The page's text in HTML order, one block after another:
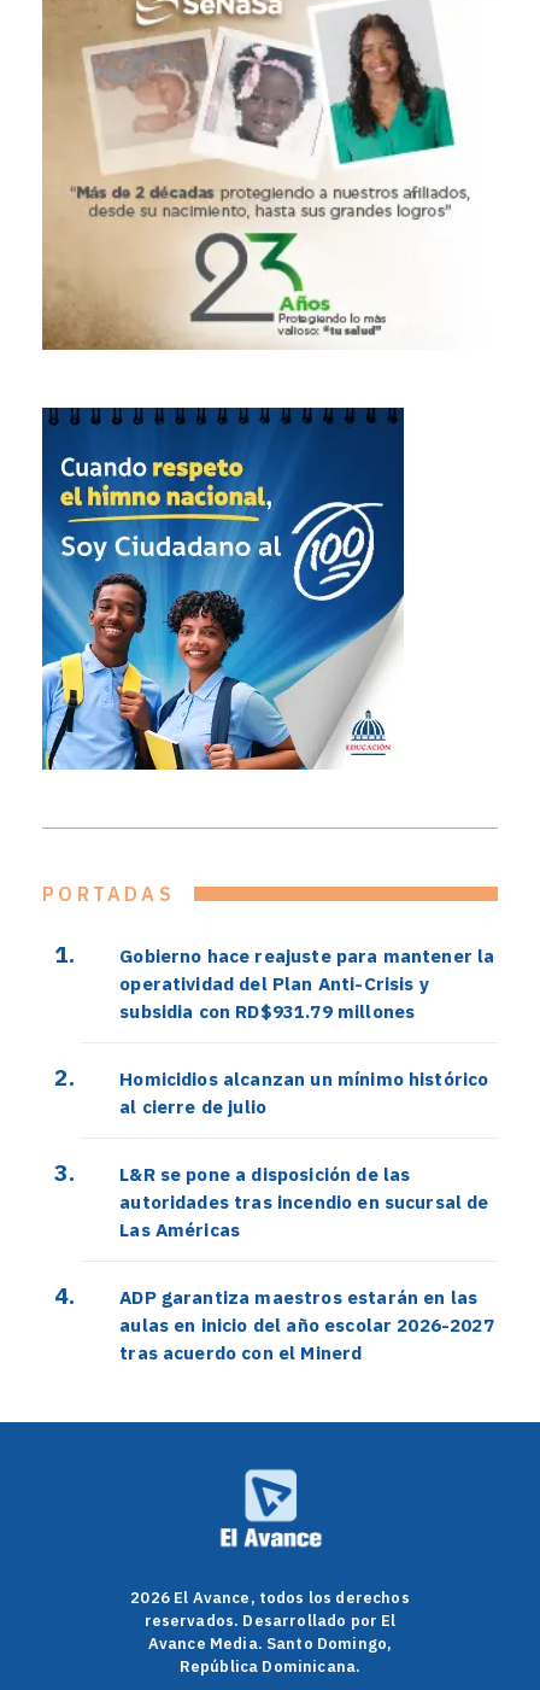
PORTADAS
Gobierno hace reajuste para mantener la
operatividad del Plan Anti-Crisis y
subsidia con RD$931.79 millones
Homicidios alcanzan un mínimo histórico
al cierre de julio
L&R se pone a disposición de las
autoridades tras incendio en sucursal de
Las Américas
ADP garantiza maestros estarán en las
aulas en inicio del año escolar 2026-2027
tras acuerdo con el Minerd
2026 El Avance, todos los derechos
reservados. Desarrollado por El
Avance Media. Santo Domingo,
República Dominicana.